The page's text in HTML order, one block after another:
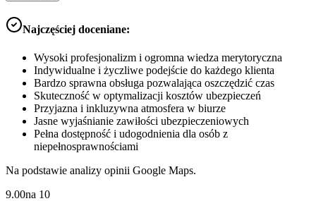
Najczęściej doceniane:
Wysoki profesjonalizm i ogromna wiedza merytoryczna
Indywidualne i życzliwe podejście do każdego klienta
Bardzo sprawna obsługa pozwalająca oszczędzić czas
Skuteczność w optymalizacji kosztów ubezpieczeń
Przyjazna i inkluzywna atmosfera w biurze
Jasne wyjaśnianie zawiłości ubezpieczeniowych
Pełna dostępność i udogodnienia dla osób z
niepełnosprawnościami
Na podstawie analizy opinii Google Maps.
9.00na 10